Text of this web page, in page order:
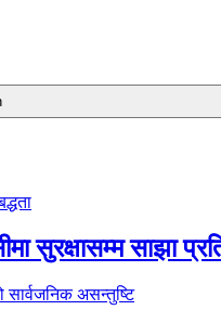
सुरक्षासम्म साझा